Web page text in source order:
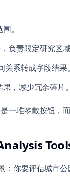
。
责限定研究区域
系转成字段结果。
，减少冗余碎片。
一堆零散按钮，
你要评估城市